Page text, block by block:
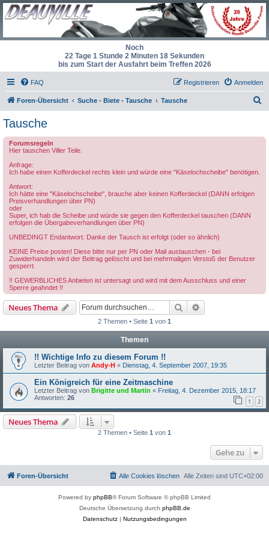
Noch
22 Tage 1 Stunde 2 Minuten 18 Sekunden
bis zum Start der Ausfahrt beim Treffen 2026
FAQ Anmelden
Registrieren
Foren-Übersicht Suche - Biete - Tausche Tausche
Tausche
Forumsregeln
Hier tauschen Viller Teile.
Anfrage:
Ich habe einen Kofferdeckel rechts klein und würde eine "Käselochscheibe" benötigen.
Antwort:
Ich hätte eine "Käselochscheibe", brauche aber keinen Kofferdeckel (DANN erfolgen
Preisverhandlungen über PN)
oder
Super, ich hab die Scheibe und würde sie gegen den Kofferdeckel tauschen (DANN
erfolgen die Übergabeverhandlungen über PN)
UNBEDINGT Endantwort: Danke der Tausch ist erfolgt (oder so ähnlich)
KEINE Preise posten! Diese bitte nur per PN oder Mail austauschen - bei
Zuwiderhandeln wird der Beitrag gelöscht und bei mehrmaligen Verstoß der Benutzer
gesperrt.
!! GEWERBLICHES Anbieten ist untersagt und wird mit dem Ausschluss und einer
Sperre geahndet !!
Neues Thema Suche
2 Themen • Seite 1 von 1
Themen
!! Wichtige Info zu diesem Forum !!
Letzter Beitrag von Andy-H « Dienstag, 4. September 2007, 19:35
Ein Königreich für eine Zeitmaschine
Letzter Beitrag von Brigitte und Martin « Freitag, 4. Dezember 2015, 18:17
Antworten: 26 1 2
Neues Thema
2 Themen • Seite 1 von 1
Gehe zu
Foren-Übersicht Alle Zeiten sind UTC+02:00
Alle Cookies löschen
Powered by phpBB® Forum Software © phpBB Limited
Deutsche Übersetzung durch phpBB.de
Datenschutz| Nutzungsbedingungen